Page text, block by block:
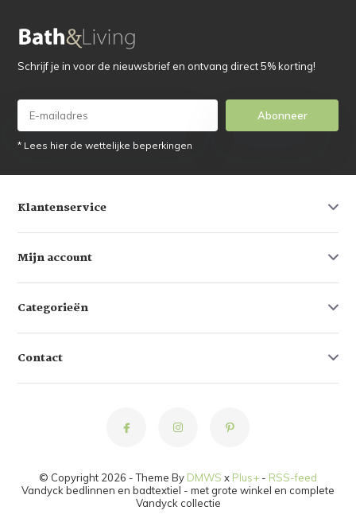
Schrijf je in voor de nieuwsbrief en ontvang direct 5% korting!
Abonneer
* Lees hier de wettelijke beperkingen
Klantenservice
Mijn account
Categorieën
Contact
© Copyright 2026 - Theme By DMWS x Plus+ - RSS-feed
Vandyck bedlinnen en badtextiel - met grote winkel en complete
Vandyck collectie